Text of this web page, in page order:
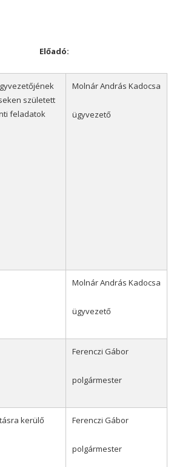
Előadó:
született
feladatok
Molnár András Kadocsa
ügyvezető
Molnár András Kadocsa
ügyvezető
Ferenczi Gábor
polgármester
kerülő
Ferenczi Gábor
polgármester